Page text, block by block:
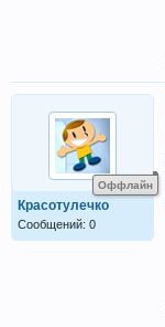
Оффлайн
Красотулечко
Сообщений: 0